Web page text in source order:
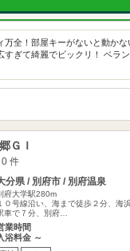
万全！部屋キーがないと動か
すぎて綺麗でビックリ！ ベラ
ＧＩ
件
分県 / 別府市 / 別府温泉
府大学駅280m
０号線沿い、海まで徒歩２分、海
車で７分、別府…
業時間
浴料金 ～